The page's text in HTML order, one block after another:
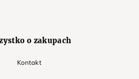
o zakupach
Kontakt